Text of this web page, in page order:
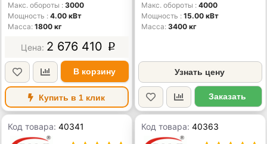
Макс. обороты
3000
Мощность
4.00 кВт
Масса 1800 кг
2 676 410 p
В корзину
Купить в 1 клик
Макс. обороты
4000
Мощность
15.00 кВт
Масса 3400 кг
Узнать цену
Заказать
Код товара:40341 Код товара:40363